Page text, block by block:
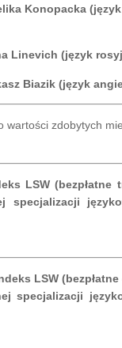
Konopacka
Linevich (język
Biazik (język
wartości zdobytych
LSW (bezpłatne
specjalizacji
LSW
specjalizacji